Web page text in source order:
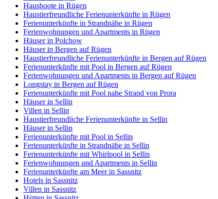
Hausboote in Rügen
Haustierfreundliche Ferienunterkünfte in Rügen
Ferienunterkünfte in Strandnähe in Rügen
Ferienwohnungen und Apartments in Rügen
Häuser in Polchow
Häuser in Bergen auf Rügen
Haustierfreundliche Ferienunterkünfte in Bergen auf Rügen
Ferienunterkünfte mit Pool in Bergen auf Rügen
Ferienwohnungen und Apartments in Bergen auf Rügen
Longstay in Bergen auf Rügen
Ferienunterkünfte mit Pool nahe Strand von Prora
Häuser in Sellin
Villen in Sellin
Haustierfreundliche Ferienunterkünfte in Sellin
Häuser in Sellin
Ferienunterkünfte mit Pool in Sellin
Ferienunterkünfte in Strandnähe in Sellin
Ferienunterkünfte mit Whirlpool in Sellin
Ferienwohnungen und Apartments in Sellin
Ferienunterkünfte am Meer in Sassnitz
Hotels in Sassnitz
Villen in Sassnitz